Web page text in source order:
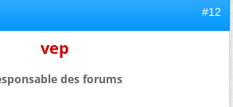
#12
vep
des forums